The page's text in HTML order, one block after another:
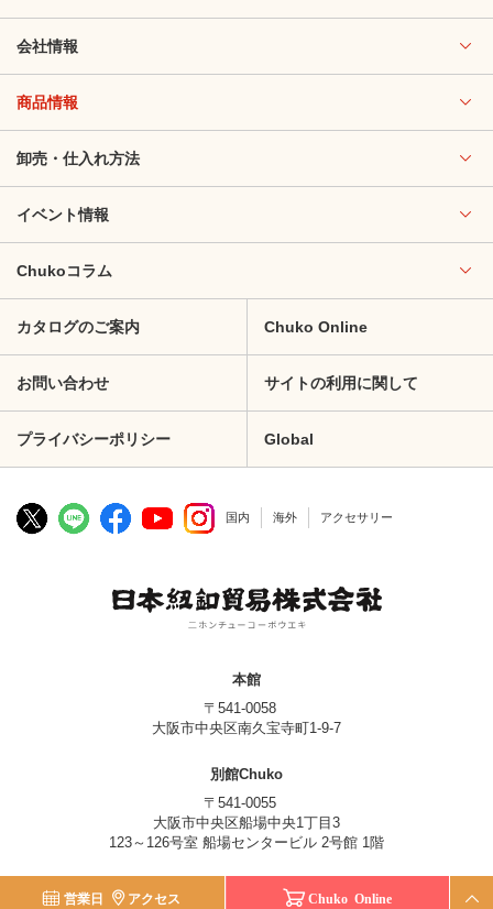
会社情報
商品情報
卸売・仕入れ方法
イベント情報
Chukoコラム
カタログのご案内 Chuko Online
お問い合わせ サイトの利用に関して
プライバシーポリシー Global
国内 海外 アクセサリー
本館
〒541-0058
大阪市中央区南久宝寺町1-9-7
別館Chuko
〒541-0055
大阪市中央区船場中央1丁目3
123～126号室 船場センタービル 2号館 1階
© Nippon Chuko Co., Ltd.
営業日 アクセス Chuko Online